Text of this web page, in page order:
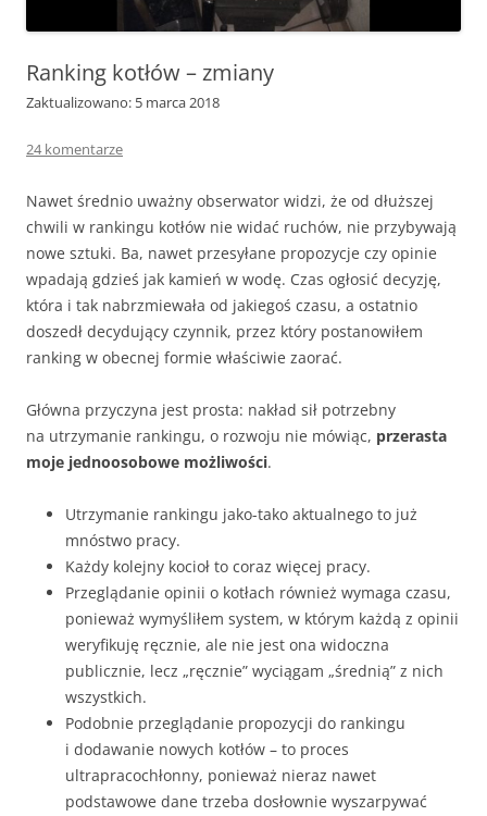
Ranking kotłów – zmiany
Zaktualizowano: 5 marca 2018
24 komentarze
Nawet średnio uważny obserwator widzi, że od dłuższej
chwili w rankingu kotłów nie widać ruchów, nie przybywają
nowe sztuki. Ba, nawet przesyłane propozycje czy opinie
wpadają gdzieś jak kamień w wodę. Czas ogłosić decyzję,
która i tak nabrzmiewała od jakiegoś czasu, a ostatnio
doszedł decydujący czynnik, przez który postanowiłem
ranking w obecnej formie właściwie zaorać.
Główna przyczyna jest prosta: nakład sił potrzebny
na utrzymanie rankingu, o rozwoju nie mówiąc, przerasta
moje jednoosobowe możliwości.
Utrzymanie rankingu jako-tako aktualnego to już
mnóstwo pracy.
Każdy kolejny kocioł to coraz więcej pracy.
Przeglądanie opinii o kotłach również wymaga czasu,
ponieważ wymyśliłem system, w którym każdą z opinii
weryfikuję ręcznie, ale nie jest ona widoczna
publicznie, lecz „ręcznie” wyciągam „średnią” z nich
wszystkich.
Podobnie przeglądanie propozycji do rankingu
i dodawanie nowych kotłów – to proces
ultrapracochłonny, ponieważ nieraz nawet
podstawowe dane trzeba dosłownie wyszarpywać